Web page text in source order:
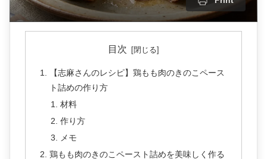
目次
【志麻さんのレシピ】鶏もも肉のきのこペース
ト詰めの作り方
材料
作り方
メモ
鶏もも肉のきのこペースト詰めを美味しく作る